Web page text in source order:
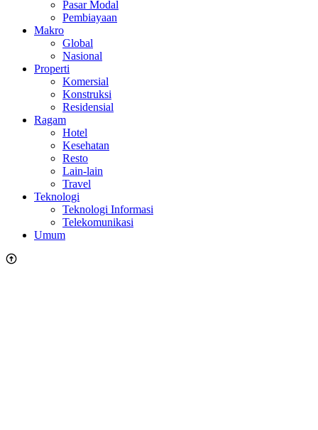
Pasar Modal
Pembiayaan
Makro
Global
Nasional
Properti
Komersial
Konstruksi
Residensial
Ragam
Hotel
Kesehatan
Resto
Lain-lain
Travel
Teknologi
Teknologi Informasi
Telekomunikasi
Umum